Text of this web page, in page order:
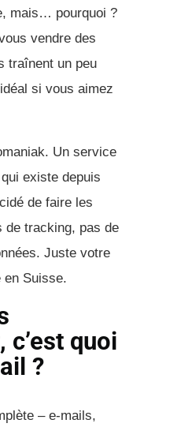
mais… pourquoi ?
vendre des
traînent un peu
si vous aimez
Un service
existe depuis
de faire les
de tracking, pas de
Juste votre
en Suisse.
quoi
?
– e-mails,